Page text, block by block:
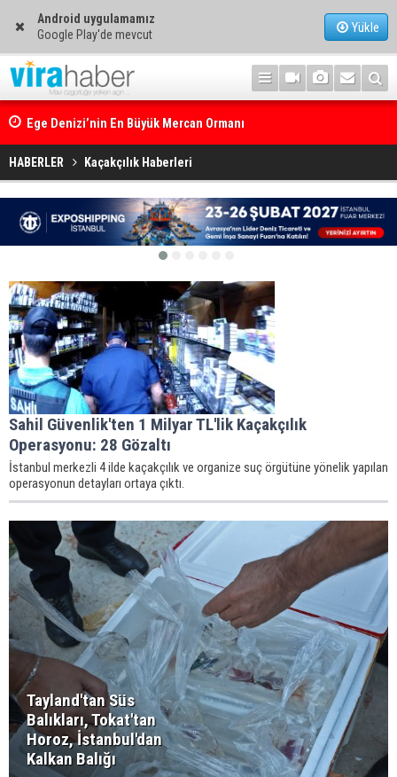
Android uygulamamız
Google Play'de mevcut
Yükle
Ege Denizi’nin En Büyük Mercan Ormanı
HABERLER Kaçakçılık Haberleri
Sahil Güvenlik'ten 1 Milyar TL'lik Kaçakçılık
Operasyonu: 28 Gözaltı
İstanbul merkezli 4 ilde kaçakçılık ve organize suç örgütüne yönelik yapılan
operasyonun detayları ortaya çıktı.
Tayland'tan Süs
Balıkları, Tokat'tan
Horoz, İstanbul'dan
Kalkan Balığı